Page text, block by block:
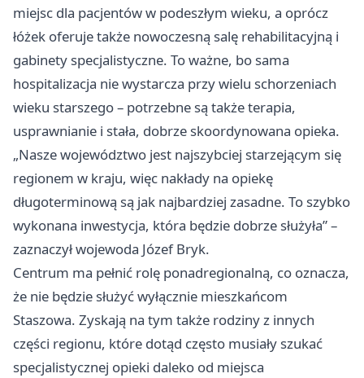
miejsc dla pacjentów w podeszłym wieku, a oprócz
łóżek oferuje także nowoczesną salę rehabilitacyjną i
gabinety specjalistyczne. To ważne, bo sama
hospitalizacja nie wystarcza przy wielu schorzeniach
wieku starszego – potrzebne są także terapia,
usprawnianie i stała, dobrze skoordynowana opieka.
„Nasze województwo jest najszybciej starzejącym się
regionem w kraju, więc nakłady na opiekę
długoterminową są jak najbardziej zasadne. To szybko
wykonana inwestycja, która będzie dobrze służyła” –
zaznaczył wojewoda Józef Bryk.
Centrum ma pełnić rolę ponadregionalną, co oznacza,
że nie będzie służyć wyłącznie mieszkańcom
Staszowa. Zyskają na tym także rodziny z innych
części regionu, które dotąd często musiały szukać
specjalistycznej opieki daleko od miejsca